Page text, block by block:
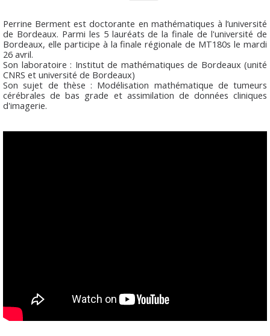
Perrine Berment est doctorante en mathématiques à l’université
de Bordeaux. Parmi les 5 lauréats de la finale de l'université de
Bordeaux, elle participe à la finale régionale de MT180s le mardi
26 avril.
Son laboratoire : Institut de mathématiques de Bordeaux (unité
CNRS et université de Bordeaux)
Son sujet de thèse : Modélisation mathématique de tumeurs
cérébrales de bas grade et assimilation de données cliniques
d'imagerie.